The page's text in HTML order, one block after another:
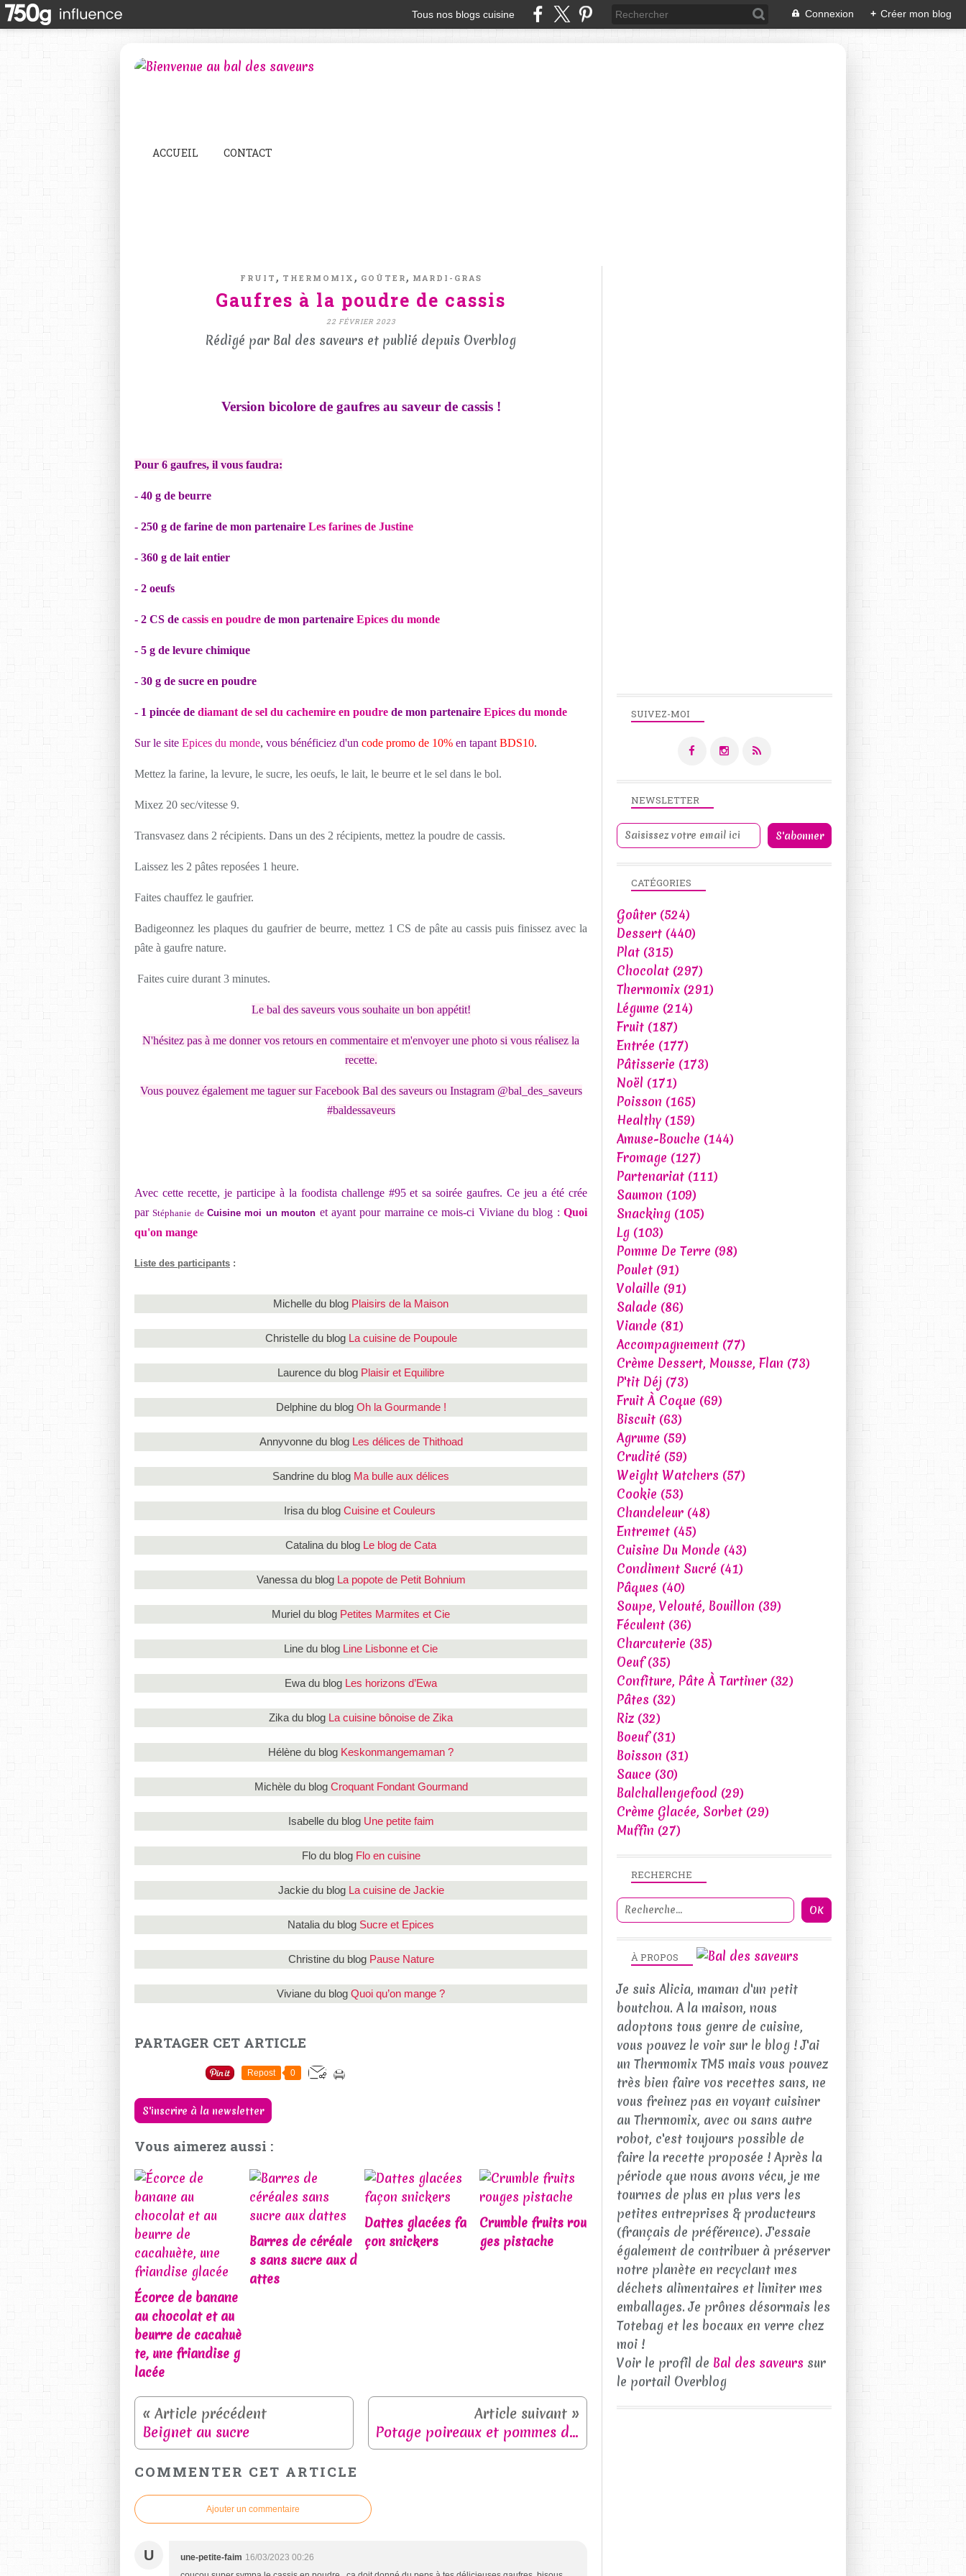
Tous nos blogs cuisine Connexion + Créer mon blog
ACCUEIL CONTACT
FRUIT , THERMOMIX , GOÛTER , MARDI-GRAS
Gaufres à la poudre de cassis
22 FÉVRIER 2023
Rédigé par Bal des saveurs et publié depuis Overblog
Version bicolore de gaufres au saveur de cassis !
Pour 6 gaufres, il vous faudra:
- 40 g de beurre
- 250 g de farine de mon partenaire Les farines de Justine
- 360 g de lait entier
- 2 oeufs
- 2 CS de cassis en poudre de mon partenaire Epices du monde
- 5 g de levure chimique
- 30 g de sucre en poudre
- 1 pincée de diamant de sel du cachemire en poudre de mon partenaire Epices du monde
Sur le site Epices du monde, vous bénéficiez d'un code promo de 10% en tapant BDS10.
Mettez la farine, la levure, le sucre, les oeufs, le lait, le beurre et le sel dans le bol.
Mixez 20 sec/vitesse 9.
Transvasez dans 2 récipients. Dans un des 2 récipients, mettez la poudre de cassis.
Laissez les 2 pâtes reposées 1 heure.
Faites chauffez le gaufrier.
Badigeonnez les plaques du gaufrier de beurre, mettez 1 CS de pâte au cassis puis finissez avec la
pâte à gaufre nature.
Faites cuire durant 3 minutes.
Le bal des saveurs vous souhaite un bon appétit!
N'hésitez pas à me donner vos retours en commentaire et m'envoyer une photo si vous réalisez la
recette.
Vous pouvez également me taguer sur Facebook Bal des saveurs ou Instagram @bal_des_saveurs
#baldessaveurs
Avec cette recette, je participe à la foodista challenge #95 et sa soirée gaufres. Ce jeu a été crée
parStéphanie deCuisine moi un mouton et ayant pour marraine ce mois-ci Vivianedu blog :Quoi
qu'on mange
Liste des participants :
Michelle du blog Plaisirs de la Maison
Christelle du blog La cuisine de Poupoule
Laurence du blog Plaisir et Equilibre
Delphine du blog Oh la Gourmande !
Annyvonne du blog Les délices de Thithoad
Sandrine du blog Ma bulle aux délices
Irisa du blog Cuisine et Couleurs
Catalina du blog Le blog de Cata
Vanessa du blog La popote de Petit Bohnium
Muriel du blog Petites Marmites et Cie
Line du blog Line Lisbonne et Cie
Ewa du blog Les horizons d’Ewa
Zika du blog La cuisine bônoise de Zika
Hélène du blog Keskonmangemaman ?
Michèle du blog Croquant Fondant Gourmand
Isabelle du blog Une petite faim
Flo du blog Flo en cuisine
Jackie du blog La cuisine de Jackie
Natalia du blog Sucre et Epices
Christine du blog Pause Nature
Viviane du blog Quoi qu’on mange ?
PARTAGER CET ARTICLE
Repost 0
S'inscrire à la newsletter
Vous aimerez aussi :
Écorce de banane
au chocolat et au
beurre de cacahuè
te, une friandise g
lacée
Barres de céréale
s sans sucre aux d
attes
Dattes glacées fa
çon snickers
Crumble fruits rou
ges pistache
Beignet au sucre Potage poireaux et pommes de terre
COMMENTER CET ARTICLE
Ajouter un commentaire
U une-petite-faim 16/03/2023 00:26
NEWSLETTER
SUIVEZ-MOI
RECHERCHE
À PROPOS
Je suis Alicia, maman d'un petit
boutchou. A la maison, nous
adoptons tous genre de cuisine,
vous pouvez le voir sur le blog ! J'ai
un Thermomix TM5 mais vous pouvez
très bien faire vos recettes sans, ne
vous freinez pas en voyant cuisiner
au Thermomix, avec ou sans autre
robot, c'est toujours possible de
faire la recette proposée ! Après la
période que nous avons vécu, je me
tournes de plus en plus vers les
petites entreprises & producteurs
(français de préférence). J'essaie
également de contribuer à préserver
notre planète en recyclant mes
déchets alimentaires et limiter mes
emballages. Je prônes désormais les
Totebag et les bocaux en verre chez
moi !
Voir le profil de Bal des saveurs sur
le portail Overblog
CATÉGORIES
Goûter (524)
Dessert (440)
Plat (315)
Chocolat (297)
Thermomix (291)
Légume (214)
Fruit (187)
Entrée (177)
Pâtisserie (173)
Noël (171)
Poisson (165)
Healthy (159)
Amuse-Bouche (144)
Fromage (127)
Partenariat (111)
Saumon (109)
Snacking (105)
Lg (103)
Pomme De Terre (98)
Poulet (91)
Volaille (91)
Salade (86)
Viande (81)
Accompagnement (77)
Crème Dessert, Mousse, Flan (73)
P'tit Déj (73)
Fruit À Coque (69)
Biscuit (63)
Agrume (59)
Crudité (59)
Weight Watchers (57)
Cookie (53)
Chandeleur (48)
Entremet (45)
Cuisine Du Monde (43)
Condiment Sucré (41)
Pâques (40)
Soupe, Velouté, Bouillon (39)
Féculent (36)
Charcuterie (35)
Oeuf(35)
Confiture, Pâte À Tartiner (32)
Pâtes (32)
Riz (32)
Boeuf(31)
Boisson (31)
Sauce (30)
Balchallengefood (29)
Crème Glacée, Sorbet (29)
Muffin (27)